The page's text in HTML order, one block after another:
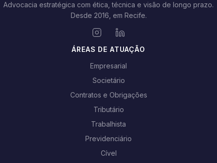
Advocacia estratégica com ética, técnica e visão de longo prazo.
Desde 2016, em Recife.
ÁREAS DE ATUAÇÃO
Empresarial
Societário
Contratos e Obrigações
Tributário
Trabalhista
Previdenciário
Cível